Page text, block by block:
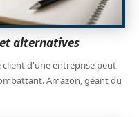
alternatives
client d'une entreprise peut
Amazon, géant du